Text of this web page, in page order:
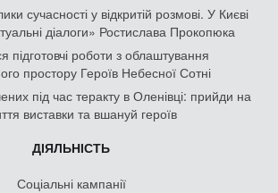
сучасності у відкритій розмові. У Києві
діалоги» Ростислава Прокопюка
підготовчі роботи з облаштування
простору Героїв Небесної Сотні
під час теракту в Оленівці: прийди на
виставки та вшануй героїв
ДІЯЛЬНІСТЬ
Соціальні кампанії